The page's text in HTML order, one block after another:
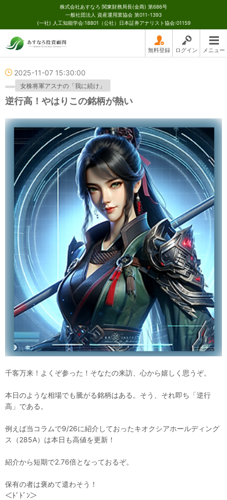
株式会社あすなろ 関東財務局長(金商) 第686号
一般社団法人 資産運用業協会 第011-1393
(一社) 人工知能学会:18801（公社）日本証券アナリスト協会:01159
無料登録 ログイン メニュー
2025-11-07 15:30:00
女株将軍アスナの「我に続け」
逆行高！やはりこの銘柄が熱い
千客万来！よくぞ参った！そなたの来訪、心から嬉しく思うぞ。
本日のような相場でも騰がる銘柄はある。そう、それ即ち「逆行
高」である。
例えば当コラムで9/26に紹介しておったキオクシアホールディング
ス（285A）は本日も高値を更新！
紹介から短期で2.76倍となっておるぞ。
保有の者は褒めて遣わそう！
＜ﾄﾞﾄﾞﾝ＞